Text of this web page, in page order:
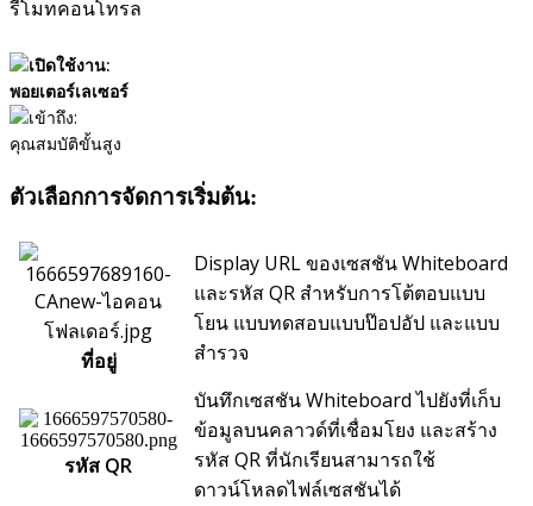
รีโมทคอนโทรล
เปิดใช้งาน:
พอยเตอร์เลเซอร์
เข้าถึง:
คุณสมบัติขั้นสูง
ตัวเลือกการจัดการเริ่มต้น:
ที่อยู่
Display URL ของเซสชัน Whiteboard
และรหัส QR สำหรับการโต้ตอบแบบ
โยน แบบทดสอบแบบป๊อปอัป และแบบ
สำรวจ
รหัส QR
บันทึกเซสชัน Whiteboard ไปยังที่เก็บ
ข้อมูลบนคลาวด์ที่เชื่อมโยง และสร้าง
รหัส QR ที่นักเรียนสามารถใช้
ดาวน์โหลดไฟล์เซสชันได้